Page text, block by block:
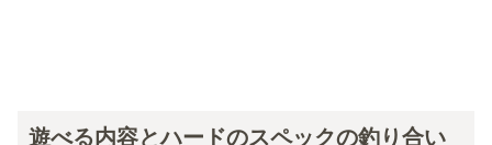
遊べる内容とハードのスペックの釣り合い